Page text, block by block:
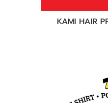
KAMI HAIR